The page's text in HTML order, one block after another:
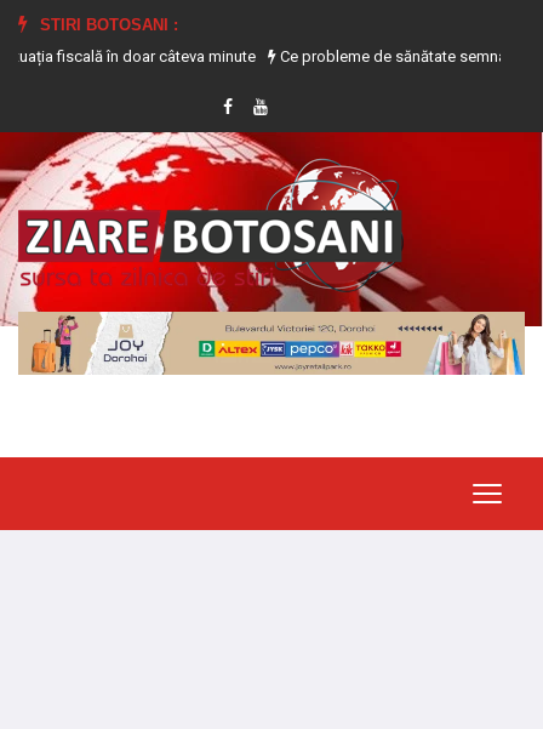
STIRI BOTOSANI :
în doar câteva minute
Ce probleme de sănătate semnalează